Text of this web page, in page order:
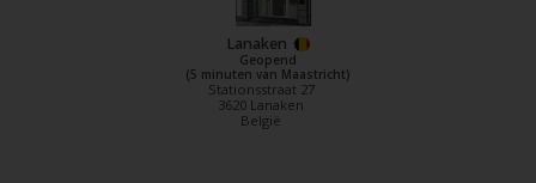
Lanaken
Geopend
(5 minuten van Maastricht)
Stationsstraat 27
3620 Lanaken
België